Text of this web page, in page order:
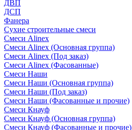
ДВП
ДСП
Фанера
Сухие строительные смеси
Смеси Alinex
Смеси Alinex (Основная группа)
Смеси Alinex (Под заказ)
Смеси Alinex (Фасованные)
Смеси Наши
Смеси Наши (Основная группа)
Смеси Наши (Под заказ)
Смеси Наши (Фасованные и прочие)
Смеси Кнауф
Смеси Кнауф (Основная группа)
Смеси Кнауф (Фасованные и прочие)